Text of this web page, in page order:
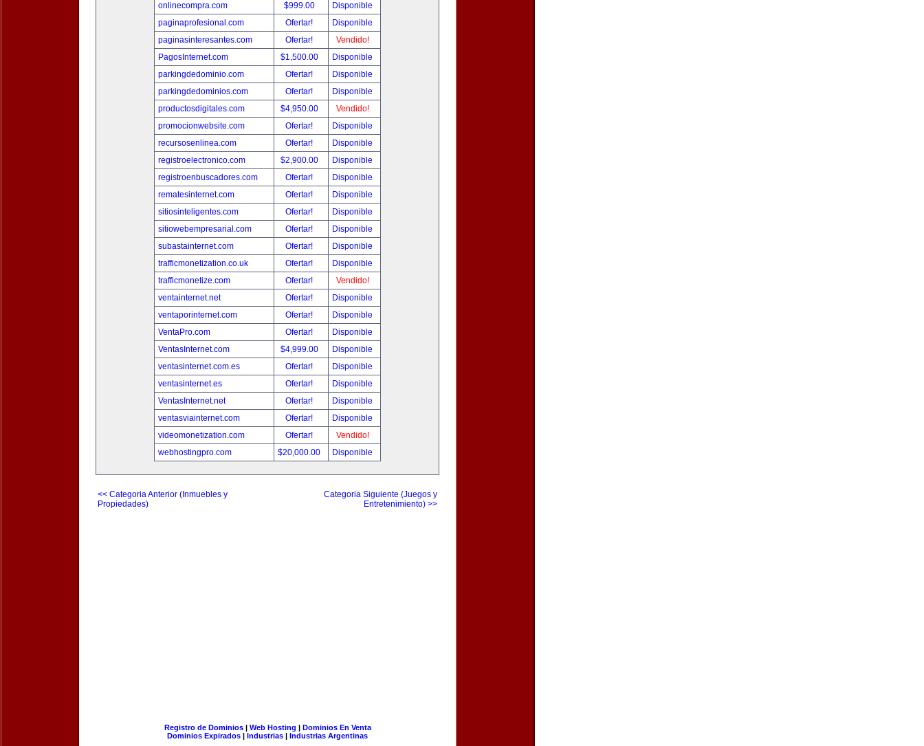
onlinecompra.com
$999.00
Disponible
paginaprofesional.com
Ofertar!
Disponible
paginasinteresantes.com
Ofertar!
Vendido!
PagosInternet.com
$1,500.00
Disponible
parkingdedominio.com
Ofertar!
Disponible
parkingdedominios.com
Ofertar!
Disponible
productosdigitales.com
$4,950.00
Vendido!
promocionwebsite.com
Ofertar!
Disponible
recursosenlinea.com
Ofertar!
Disponible
registroelectronico.com
$2,900.00
Disponible
registroenbuscadores.com
Ofertar!
Disponible
rematesinternet.com
Ofertar!
Disponible
sitiosinteligentes.com
Ofertar!
Disponible
sitiowebempresarial.com
Ofertar!
Disponible
subastainternet.com
Ofertar!
Disponible
trafficmonetization.co.uk
Ofertar!
Disponible
trafficmonetize.com
Ofertar!
Vendido!
ventainternet.net
Ofertar!
Disponible
ventaporinternet.com
Ofertar!
Disponible
VentaPro.com
Ofertar!
Disponible
VentasInternet.com
$4,999.00
Disponible
ventasinternet.com.es
Ofertar!
Disponible
ventasinternet.es
Ofertar!
Disponible
VentasInternet.net
Ofertar!
Disponible
ventasviainternet.com
Ofertar!
Disponible
videomonetization.com
Ofertar!
Vendido!
webhostingpro.com
$20,000.00 Disponible
<< Categoria Anterior (Inmuebles y
Propiedades)
Categoria Siguiente (Juegos y
Entretenimiento) >>
Registro de Dominios| Web Hosting | Dominios En Venta
Dominios Expirados | Industrias | Industrias Argentinas